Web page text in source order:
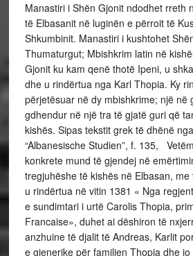
Manastiri i Shën Gjonit ndodhet rreth
të Elbasanit në luginën e përroit të
Shkumbinit. Manastiri i kushtohet
Thumaturgut; Mbishkrim latin në
Gjonit ku kam qenë thotë Ipeni, u
dhe u rindërtua nga Karl Thopia. Ky
përjetësuar në dy mbishkrime; një në
gdhendur në një tra të gjatë guri që
kishës. Sipas tekstit grek të dhënë
“Albanesische Studien”, f. 135,
konkrete mund të gjendej në
tregjuhëshe të kishës në Elbasan,
u rindërtua në vitin 1381 « Nga
e sundimtari i urtë Carolis Thopia,
Francaise», duhet ai dëshiron të
anzhuine të djalit të Andreas, Karlit
e gjenerike për familjen Thopia dhe